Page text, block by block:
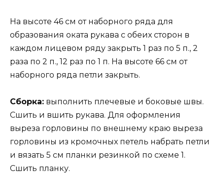
На высоте 46 см от наборного ряда для
образования оката рукава с обеих сторон в
каждом лицевом ряду закрыть 1 раз по 5 п., 2
раза по 2 п., 12 раз по 1 п. На высоте 66 см от
наборного ряда петли закрыть.
Сборка: выполнить плечевые и боковые швы.
Сшить и вшить рукава. Для оформления
выреза горловины по внешнему краю выреза
горловины из кромочных петель набрать петли
и вязать 5 см планки резинкой по схеме 1.
Сшить планку.